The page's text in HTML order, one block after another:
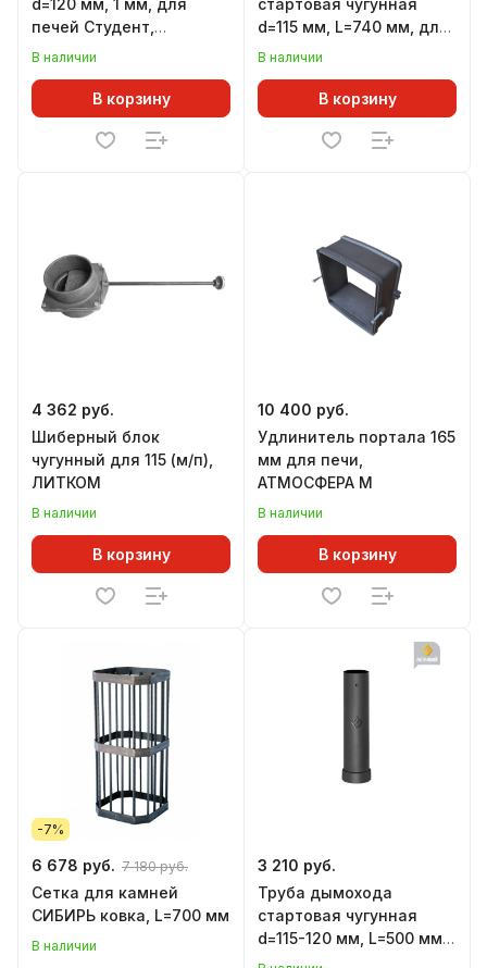
d=120 мм, 1 мм, для
печей Студент,
Инженер, Гимназист,
батарея, Лайт
В наличии
В корзину
стартовая чугунная
d=115 мм, L=740 мм, для
печей АТМОСФЕРА,
В наличии
В корзину
4 362 руб.
Шиберный блок
чугунный для 115 (м/п),
ЛИТКОМ
В наличии
В корзину
10 400 руб.
Удлинитель портала 165
мм для печи,
АТМОСФЕРА М
В наличии
В корзину
-7%
6 678 руб. 7 180 руб.
Сетка для камней
СИБИРЬ ковка, L=700 мм
В наличии
3 210 руб.
Труба дымохода
стартовая чугунная
d=115-120 мм, L=500 мм,
для печей ВЕЗУВИЙ